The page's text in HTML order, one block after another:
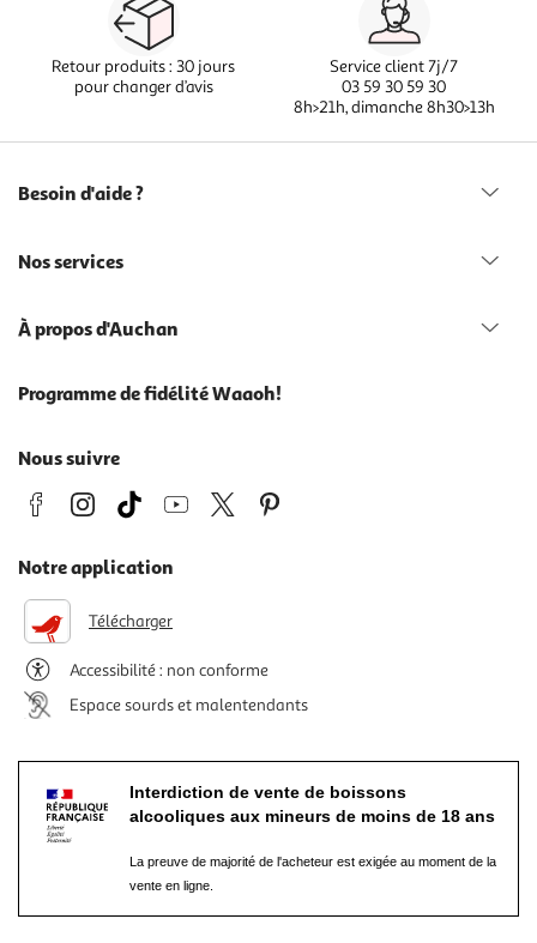
Retour produits : 30 jours
pour changer d’avis
Service client 7j/7
03 59 30 59 30
8h>21h, dimanche 8h30>13h
Besoin d'aide ?
Nos services
À propos d'Auchan
Programme de fidélité Waaoh!
Nous suivre
Notre application
Télécharger
Accessibilité : non conforme
Espace sourds et malentendants
Interdiction de vente de boissons
alcooliques aux mineurs de moins de 18 ans
La preuve de majorité de l'acheteur est exigée au moment de la
vente en ligne.